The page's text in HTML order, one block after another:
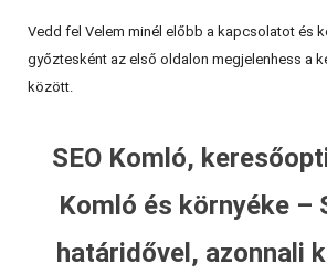
Vedd fel Velem minél előbb a kapcsolatot és
győztesként az első oldalon megjelenhess a
között.
SEO Komló,
Komló és környéke –
határidővel, azonnali